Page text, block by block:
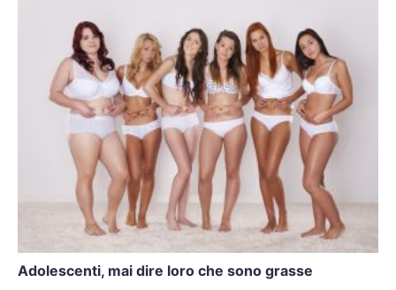
Adolescenti, mai dire loro che sono grasse